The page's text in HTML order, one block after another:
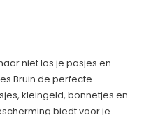
niet los je pasjes en
Bruin de perfecte
kleingeld, bonnetjes en
biedt voor je